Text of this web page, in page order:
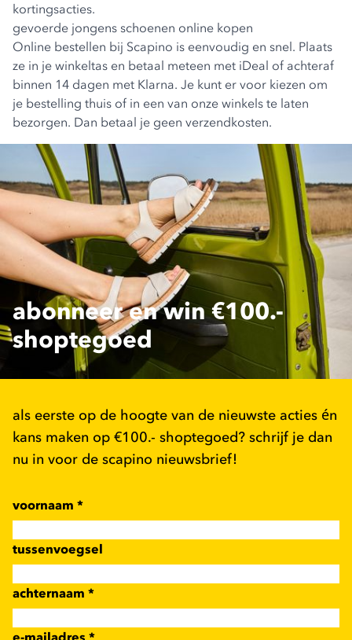
kortingsacties.
gevoerde jongens schoenen online kopen
Online bestellen bij Scapino is eenvoudig en snel. Plaats
ze in je winkeltas en betaal meteen met iDeal of achteraf
binnen 14 dagen met Klarna. Je kunt er voor kiezen om
je bestelling thuis of in een van onze winkels te laten
bezorgen. Dan betaal je geen verzendkosten.
abonneer en win €100.-
shoptegoed
als eerste op de hoogte van de nieuwste acties én
kans maken op €100.- shoptegoed? schrijf je dan
nu in voor de scapino nieuwsbrief!
voornaam *
tussenvoegsel
achternaam *
e-mailadres *